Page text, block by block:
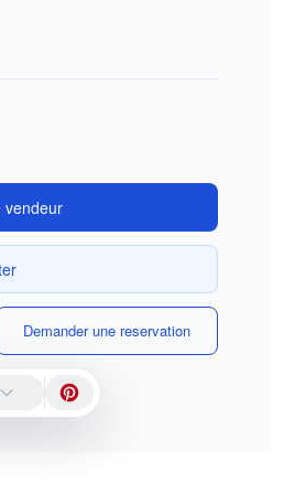
vendeur
Demander une reservation